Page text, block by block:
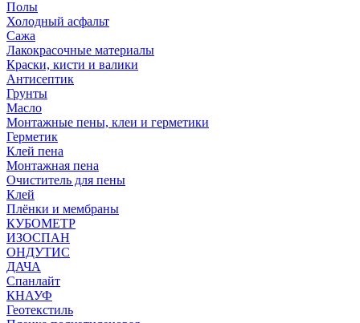
Полы
Холодный асфальт
Сажа
Лакокрасочные материалы
Краски, кисти и валики
Антисептик
Грунты
Масло
Монтажные пены, клеи и герметики
Герметик
Клей пена
Монтажная пена
Очиститель для пены
Клей
Плёнки и мембраны
КУБОМЕТР
ИЗОСПАН
ОНДУТИС
ДАЧА
Спанлайт
КНАУФ
Геотекстиль